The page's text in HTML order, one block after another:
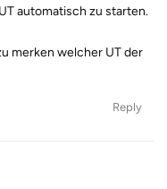
automatisch zu starten.
merken welcher UT der
Reply